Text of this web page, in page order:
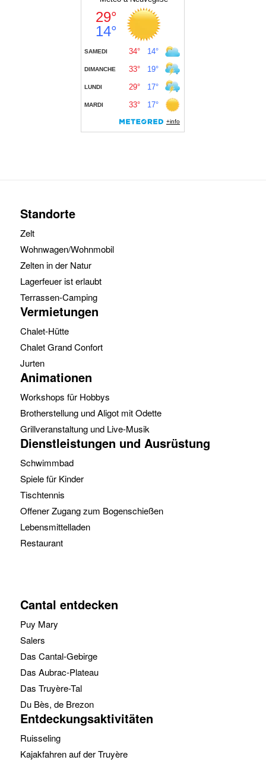
Standorte
Zelt
Wohnwagen/Wohnmobil
Zelten in der Natur
Lagerfeuer ist erlaubt
Terrassen-Camping
Vermietungen
Chalet-Hütte
Chalet Grand Confort
Jurten
Animationen
Workshops für Hobbys
Brotherstellung und Aligot mit Odette
Grillveranstaltung und Live-Musik
Dienstleistungen und Ausrüstung
Schwimmbad
Spiele für Kinder
Tischtennis
Offener Zugang zum Bogenschießen
Lebensmittelladen
Restaurant
Cantal entdecken
Puy Mary
Salers
Das Cantal-Gebirge
Das Aubrac-Plateau
Das Truyère-Tal
Du Bès, de Brezon
Entdeckungsaktivitäten
Ruisseling
Kajakfahren auf der Truyère